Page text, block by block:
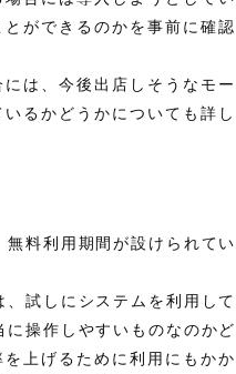
ができるのかを事前に確認
は、今後出店しそうなモー
るかどうかについても詳し
料利用期間が設けられてい
試しにシステムを利用して
操作しやすいものなのかど
上げるために利用にもかか